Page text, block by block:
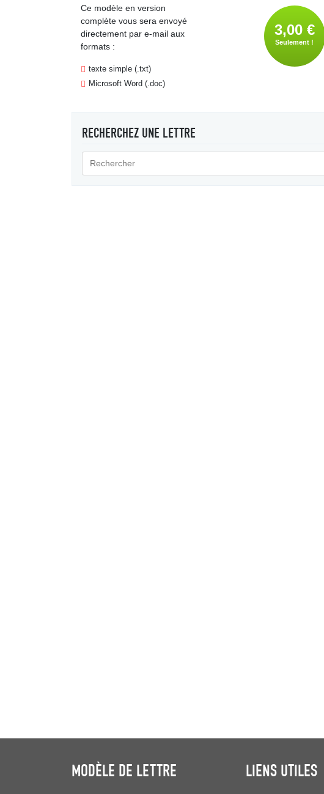
Ce modèle en version
complète vous sera envoyé
directement par e-mail aux
formats :
texte simple (.txt)
Microsoft Word (.doc)
3,00 €
Seulement !
RECHERCHEZ UNE LETTRE
MODÈLE DE LETTRE LIENS UTILES